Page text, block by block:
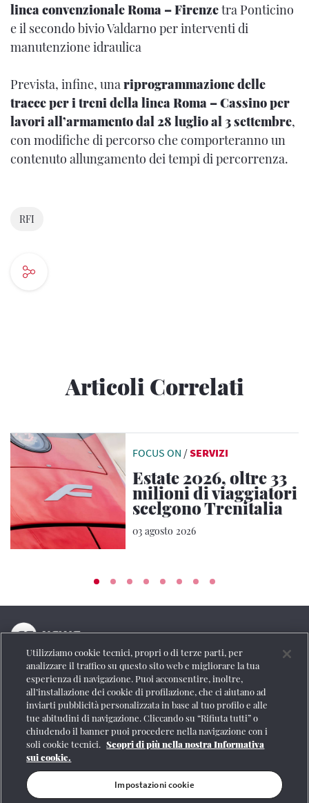
linea convenzionale Roma – Firenzetra Ponticino
e il secondo bivio Valdarno per interventi di
manutenzione idraulica
Prevista, infine, unariprogrammazione delle
tracce per i treni della linea Roma – Cassino per
lavori all’armamento dal 28 luglio al 3 settembre,
con modifiche di percorso che comporteranno un
contenuto allungamento dei tempi di percorrenza.
RFI
Articoli Correlati
FOCUS ON /SERVIZI
Estate 2026, oltre 33
milioni di viaggiatori
scelgono Trenitalia
03 agosto 2026
La testata online del Gruppo FS Italiane
Social
Se vuoi contattarci o avere altre informazioni
CONTATTI
Utilizziamo cookie tecnici, propri o di terze parti, per
analizzare il traffico su questo sito web e migliorare la tua
esperienza di navigazione. Puoi acconsentire, inoltre,
all’installazione dei cookie di profilazione, che ci aiutano ad
inviarti pubblicità personalizzata in base al tuo profilo e alle
tue abitudini di navigazione. Cliccando su “Rifiuta tutti” o
chiudendo il banner puoi procedere nella navigazione con i
soli cookie tecnici. Scopri di più nella nostra Informativa
sui cookie.
Impostazioni cookie